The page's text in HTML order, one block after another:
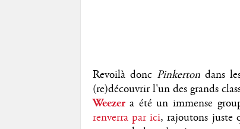
Revoilà donc Pinkerton dans
(re)découvrir l'un des grands
Weezera été un immense
renverra par ici, rajoutons juste